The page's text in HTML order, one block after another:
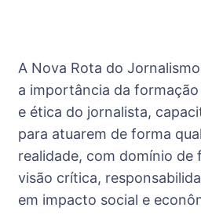
A Nova Rota do
a importância da
e ética do jornalista,
para atuarem de forma
realidade, com domínio de
visão crítica,
em impacto social e